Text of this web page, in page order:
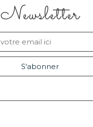
Newsletter